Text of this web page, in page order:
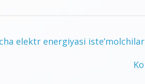
elektr energiyasi